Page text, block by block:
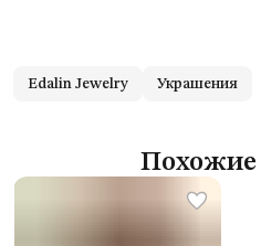
Edalin Jewelry Украшения
Похожие